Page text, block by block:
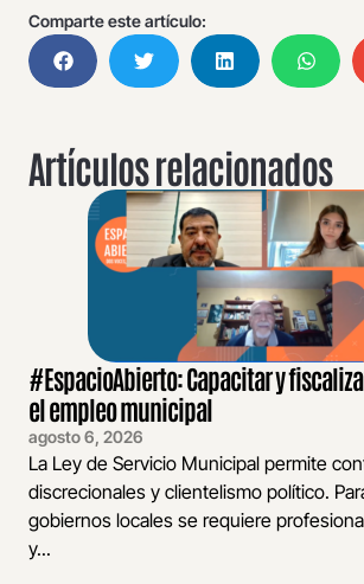
Comparte este artículo:
Artículos relacionados
#EspacioAbierto: Capacitar y
el empleo municipal
agosto 6, 2026
La Ley de Servicio Municipal permite
discrecionales y clientelismo político.
gobiernos locales se requiere
y...